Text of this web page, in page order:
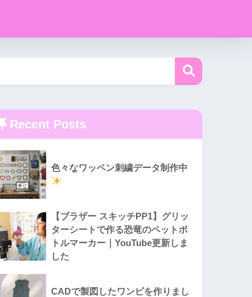
Recent Posts
色々なワッペン刺繍データ制作中
【ブラザー スキッチPP1】グリッ
ターシートで作る恐竜のペットボ
トルマーカー｜YouTube更新しま
した
CADで製図したワンピを作りまし